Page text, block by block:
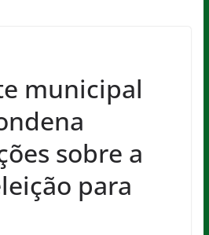
municipal
sobre a
para